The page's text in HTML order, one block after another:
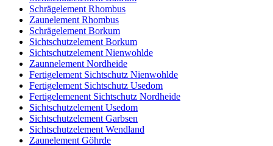
Schrägelement Rhombus
Zaunelement Rhombus
Schrägelement Borkum
Sichtschutzelement Borkum
Sichtschutzelement Nienwohlde
Zaunnelement Nordheide
Fertigelement Sichtschutz Nienwohlde
Fertigelement Sichtschutz Usedom
Fertigelemenent Sichtschutz Nordheide
Sichtschutzelement Usedom
Sichtschutzelement Garbsen
Sichtschutzelement Wendland
Zaunelement Göhrde